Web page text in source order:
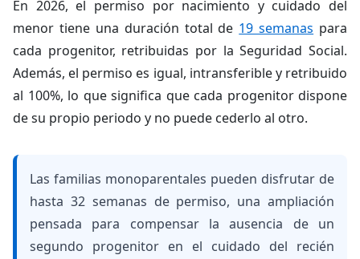
En 2026, el permiso por nacimiento y cuidado del
menor tiene una duración total de 19 semanas para
cada progenitor, retribuidas por la Seguridad Social.
Además, el permiso es igual, intransferible y retribuido
al 100%, lo que significa que cada progenitor dispone
de su propio periodo y no puede cederlo al otro.
Las familias monoparentales pueden disfrutar de
hasta 32 semanas de permiso, una ampliación
pensada para compensar la ausencia de un
segundo progenitor en el cuidado del recién